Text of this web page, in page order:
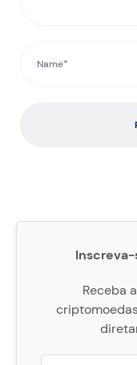
Receba